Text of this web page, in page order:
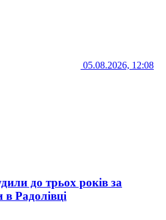
05.08.2026, 12:08
до трьох років за
Радолівці